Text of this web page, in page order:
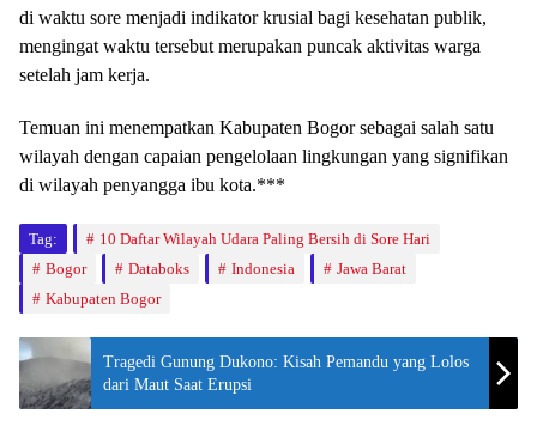
di waktu sore menjadi indikator krusial bagi kesehatan publik,
mengingat waktu tersebut merupakan puncak aktivitas warga
setelah jam kerja.
Temuan ini menempatkan Kabupaten Bogor sebagai salah satu
wilayah dengan capaian pengelolaan lingkungan yang signifikan
di wilayah penyangga ibu kota.***
Tag:
10 Daftar Wilayah Udara Paling Bersih di Sore Hari
Bogor
Databoks Indonesia
Jawa Barat
Kabupaten Bogor
Tragedi Gunung Dukono: Kisah Pemandu yang Lolos
dari Maut Saat Erupsi